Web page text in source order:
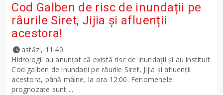
Cod Galben de risc de inundații pe
râurile Siret, Jijia și afluenții
acestora!
astăzi, 11:40
Hidrologii au anunțat că există risc de inundații și au instituit
Cod galben de inundații pe râurile Siret, Jijia și afluenții
acestora, până mâine, la ora 12:00. Fenomenele
prognozate sunt ...